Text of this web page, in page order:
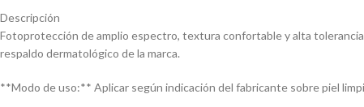
Descripción
Fotoprotección de amplio espectro, textura confortable y alta
respaldo dermatológico de la marca.
**Modo de uso:** Aplicar según indicación del fabricante sobre piel